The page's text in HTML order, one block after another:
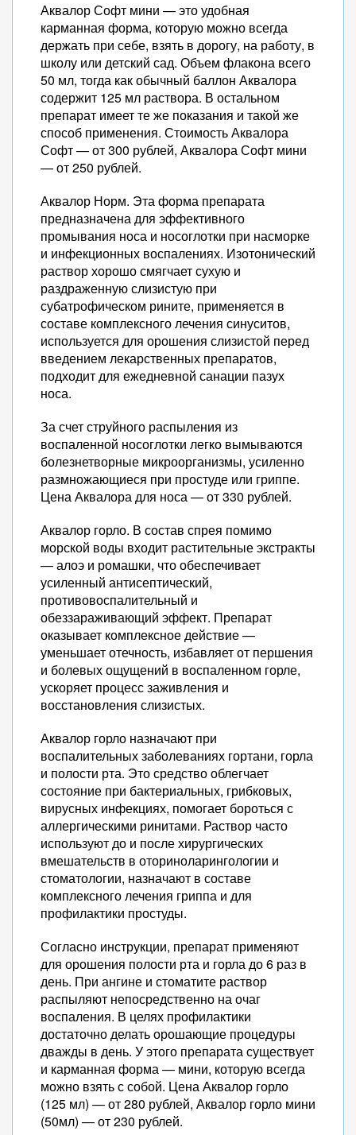
Аквалор Софт мини — это удобная
карманная форма, которую можно всегда
держать при себе, взять в дорогу, на работу, в
школу или детский сад. Объем флакона всего
50 мл, тогда как обычный баллон Аквалора
содержит 125 мл раствора. В остальном
препарат имеет те же показания и такой же
способ применения. Стоимость Аквалора
Софт — от 300 рублей, Аквалора Софт мини
— от 250 рублей.
Аквалор Норм. Эта форма препарата
предназначена для эффективного
промывания носа и носоглотки при насморке
и инфекционных воспалениях. Изотонический
раствор хорошо смягчает сухую и
раздраженную слизистую при
субатрофическом рините, применяется в
составе комплексного лечения синуситов,
используется для орошения слизистой перед
введением лекарственных препаратов,
подходит для ежедневной санации пазух
носа.
За счет струйного распыления из
воспаленной носоглотки легко вымываются
болезнетворные микроорганизмы, усиленно
размножающиеся при простуде или гриппе.
Цена Аквалора для носа — от 330 рублей.
Аквалор горло. В состав спрея помимо
морской воды входит растительные экстракты
— алоэ и ромашки, что обеспечивает
усиленный антисептический,
противовоспалительный и
обеззараживающий эффект. Препарат
оказывает комплексное действие —
уменьшает отечность, избавляет от першения
и болевых ощущений в воспаленном горле,
ускоряет процесс заживления и
восстановления слизистых.
Аквалор горло назначают при
воспалительных заболеваниях гортани, горла
и полости рта. Это средство облегчает
состояние при бактериальных, грибковых,
вирусных инфекциях, помогает бороться с
аллергическими ринитами. Раствор часто
используют до и после хирургических
вмешательств в оториноларингологии и
стоматологии, назначают в составе
комплексного лечения гриппа и для
профилактики простуды.
Согласно инструкции, препарат применяют
для орошения полости рта и горла до 6 раз в
день. При ангине и стоматите раствор
распыляют непосредственно на очаг
воспаления. В целях профилактики
достаточно делать орошающие процедуры
дважды в день. У этого препарата существует
и карманная форма — мини, которую всегда
можно взять с собой. Цена Аквалор горло
(125 мл) — от 280 рублей, Аквалор горло мини
(50мл) — от 230 рублей.